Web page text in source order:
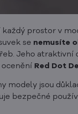
prostor v
se nemusíte
Jeho atraktivní
Red Dot
modely jsou
bezpečné